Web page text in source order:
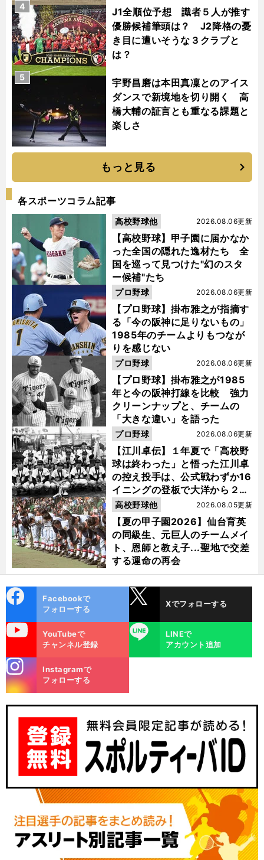
J1全順位予想 識者５人が推す
優勝候補筆頭は？ J2降格の憂
き目に遭いそうな３クラブと
は？
4
宇野昌磨は本田真凜とのアイス
ダンスで新境地を切り開く 高
橋大輔の証言とも重なる課題と
楽しさ
5
もっと見る
各スポーツコラム記事
【高校野球】甲子園に届かなか
った全国の隠れた逸材たち 全
国を巡って見つけた"幻のスタ
ー候補"たち
2026.08.06更新
高校野球他
【プロ野球】掛布雅之が指摘す
る「今の阪神に足りないもの」
1985年のチームよりもつなが
りを感じない
2026.08.06更新
プロ野球
【プロ野球】掛布雅之が1985
年と今の阪神打線を比較 強力
クリーンナップと、チームの
「大きな違い」を語った
2026.08.06更新
プロ野球
【江川卓伝】１年夏で「高校野
球は終わった」と悟った江川卓
の控え投手は、公式戦わずか16
イニングの登板で大洋から２位
指名を受けた
2026.08.06更新
プロ野球
【夏の甲子園2026】仙台育英
の同級生、元巨人のチームメイ
ト、恩師と教え子...聖地で交差
する運命の再会
2026.08.05更新
高校野球他
ok
Facebookで
フォローする
Xでフォローする
YouTubeで
チャンネル登録
LINE
LINEで
アカウント追加
m
Instagramで
フォローする